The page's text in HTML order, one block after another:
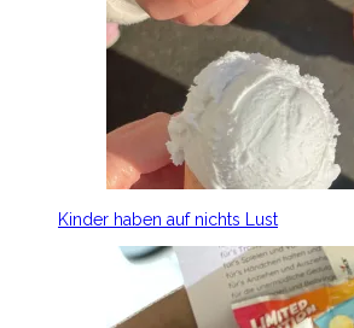
Kinder haben auf nichts Lust